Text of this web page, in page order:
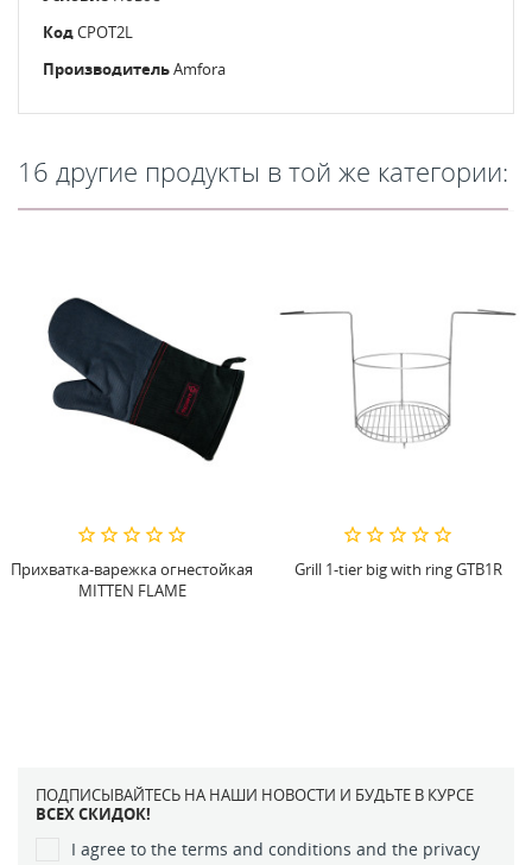
КодCPOT2L
ПроизводительAmfora
16 другие продукты в той же категории:
Прихватка-варежка огнестойкая
MITTEN FLAME
Grill 1-tier big with ring GTB1R
ПОДПИСЫВАЙТЕСЬ НА НАШИ НОВОСТИ И БУДЬТЕ В КУРСЕ
ВСЕХ СКИДОК!
I agree to the terms and conditions and the privacy